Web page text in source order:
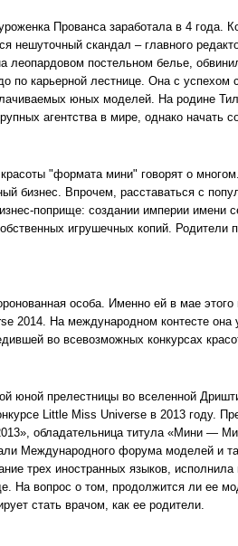
Прованса заработала в 4 года.
нешуточный скандал – главного
леопардовом постельном белье,
по карьерной лестнице. Она с успехом
юных моделей. На родине
агентства в мире, однако начать
"формата мини" говорят о
бизнес. Впрочем, расставаться с
поприще: создании империи имени
игрушечных копий.
особа. Именно ей в мае
2014. На международном контесте она
во всевозможных конкурсах
юной прелестницы во вселенной
Little Miss Universe в 2013 году.
обладательница титула «Мини —
Международного форума моделей и
трех иностранных языков,
На вопрос о том, продолжится ли ее
стать врачом, как ее родители.